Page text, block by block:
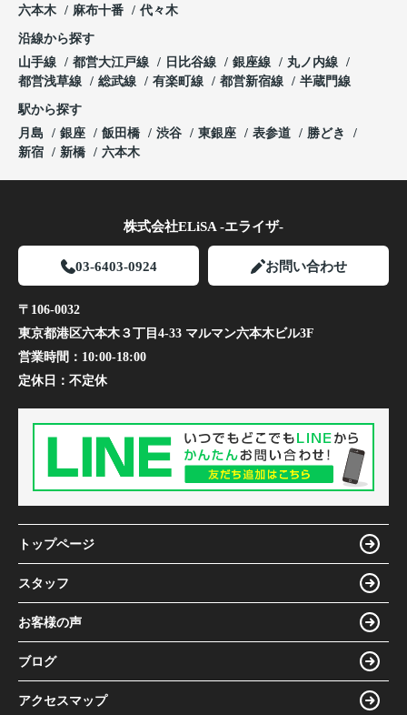
六本木
麻布十番 代々木
沿線から探す
山手線
都営大江戸線 日比谷線 銀座線
丸ノ内線
都営浅草線
総武線 有楽町線 都営新宿線 半蔵門線
駅から探す
月島
銀座 飯田橋 渋谷 東銀座 表参道
勝どき
新宿
新橋 六本木
株式会社ELiSA -エライザ-
03-6403-0924 お問い合わせ
〒106-0032
東京都港区六本木３丁目4-33 マルマン六本木ビル3F
営業時間： 10:00-18:00
定休日： 不定休
トップページ
スタッフ
お客様の声
ブログ
アクセスマップ